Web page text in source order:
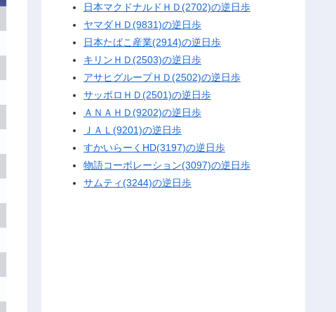
日本マクドナルドＨＤ(2702)の逆日歩
ヤマダＨＤ(9831)の逆日歩
日本たばこ産業(2914)の逆日歩
キリンＨＤ(2503)の逆日歩
アサヒグループＨＤ(2502)の逆日歩
サッポロＨＤ(2501)の逆日歩
ＡＮＡＨＤ(9202)の逆日歩
ＪＡＬ(9201)の逆日歩
すかいらーくHD(3197)の逆日歩
物語コーポレーション(3097)の逆日歩
サムティ(3244)の逆日歩